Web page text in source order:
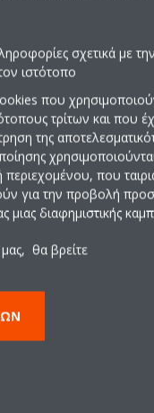
Εύκολη και
προσιτή
Οι υβριδικές αντλίες
ανακαινίσεις
συμπαγής σχεδιασμός
Daikin Altherma απαιτεί
σας. Με
σχετικά με
ιστότοπο
που
τρίτων και που
της
που
για την προβολή
μιας διαφημιστικής
θα βρείτε